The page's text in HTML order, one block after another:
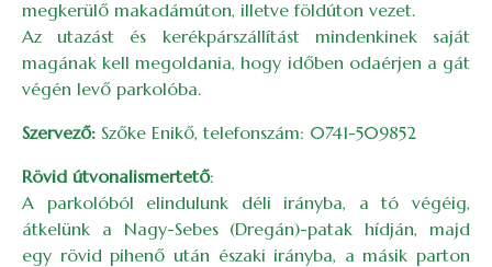
megkerülő makadámúton, illetve földúton vezet.
Az utazást és kerékpárszállítást mindenkinek saját
magának kell megoldania, hogy időben odaérjen a gát
végén levő parkolóba.
Szervező: Szőke Enikő, telefonszám: 0741-509852
Rövid útvonalismertető:
A parkolóból elindulunk déli irányba, a tó végéig,
átkelünk a Nagy-Sebes (Dregán)-patak hídján, majd
egy rövid pihenő után északi irányba, a másik parton